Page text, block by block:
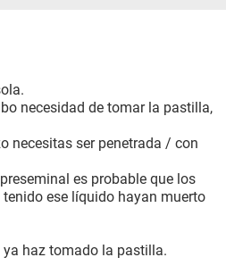
necesidad de tomar la pastilla,
necesitas ser penetrada / con
es probable que los
ese líquido hayan muerto
ya haz tomado la pastilla.